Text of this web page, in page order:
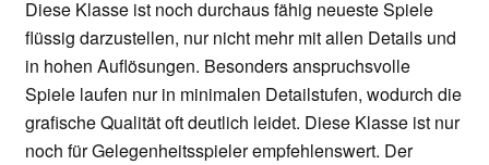
Diese Klasse ist noch durchaus fähig neueste Spiele
flüssig darzustellen, nur nicht mehr mit allen Details und
in hohen Auflösungen. Besonders anspruchsvolle
Spiele laufen nur in minimalen Detailstufen, wodurch die
grafische Qualität oft deutlich leidet. Diese Klasse ist nur
noch für Gelegenheitsspieler empfehlenswert. Der